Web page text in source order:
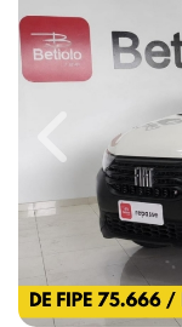
Previous